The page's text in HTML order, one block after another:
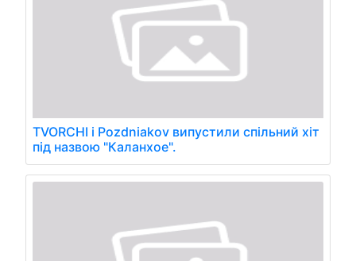
TVORCHI і Pozdniakov випустили спільний хіт
під назвою "Каланхое".